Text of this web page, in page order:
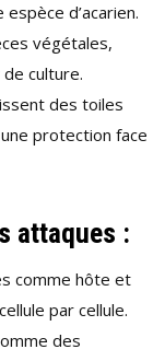
espèce d’acarien.
végétales,
culture.
des toiles
protection face
attaques :
comme hôte et
par cellule.
des